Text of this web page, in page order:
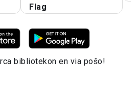
Flag
bibliotekon en via poŝo!